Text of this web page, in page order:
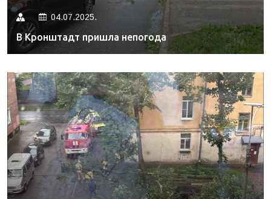
04.07.2025.
В Кронштадт пришла непогода